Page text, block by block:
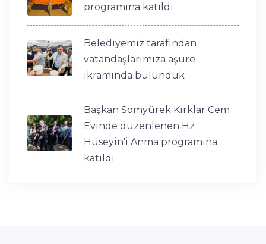
programına katıldı
Belediyemiz tarafından
vatandaşlarımıza aşure
ikramında bulunduk
Başkan Somyürek Kırklar Cem
Evinde düzenlenen Hz
Hüseyin'i Anma programına
katıldı